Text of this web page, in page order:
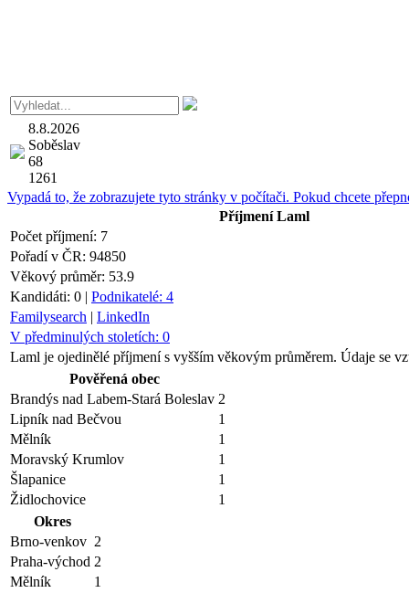
8.8.2026
Soběslav
68
1261
Vypadá to, že zobrazujete tyto stránky v počítači. Pokud chcete
PříjmeníLaml
Počet příjmení: 7
Pořadí v ČR: 94850
Věkový průměr: 53.9
Kandidáti: 0 | Podnikatelé: 4
Familysearch | LinkedIn
V předminulých stoletích: 0
Laml je ojedinělé příjmení s vyšším věkovým průměrem. Údaje se
Pověřená obec
Brandýs nad Labem-Stará Boleslav 2
Lipník nad Bečvou
1
Mělník
1
Moravský Krumlov
1
Šlapanice
1
Židlochovice
1
Okres
Brno-venkov 2
Praha-východ 2
Mělník
1